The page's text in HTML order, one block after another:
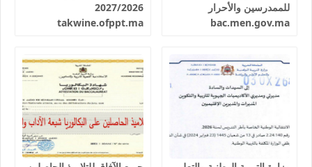
للممدرسين والأحرار
bac.men.gov.ma
2027/2026
takwine.ofppt.ma